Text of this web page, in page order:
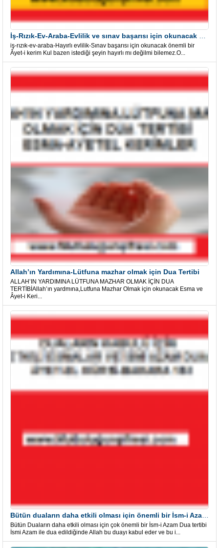
iş-rızık-ev-araba-Hayırlı evlilik-Sınav başarısı için okunacak önemli bir
Âyet-i kerim Kul bazen istediği şeyin hayırlı mı değilmi bilemez.O...
Allah’ın Yardımına-Lütfuna mazhar olmak için Dua Tertibi
ALLAH’IN YARDIMINA LÜTFUNA MAZHAR OLMAK İÇİN DUA
TERTİBİAllah’ın yardmına,Lutfuna Mazhar Olmak için okunacak Esma ve
Âyet-i Keri...
Bütün Duaların daha etkili olması için çok önemli bir İsm-i Azam Dua tertibi
İsmi Azam ile dua edildiğinde Allah bu duayı kabul eder ve bu i...